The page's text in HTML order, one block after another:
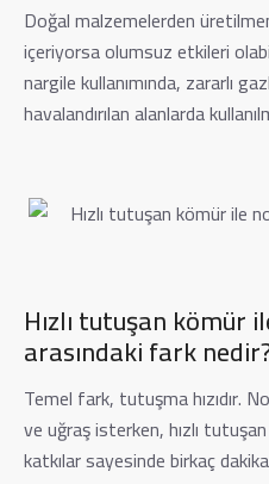
Doğal malzemelerden
içeriyorsa olumsuz etkileri
nargile kullanımında, zararlı
havalandırılan alanlarda
Hızlı tutuşan kömür
arasındaki fark
Temel fark, tutuşma hızıdır.
ve uğraş isterken, hızlı
katkılar sayesinde birkaç